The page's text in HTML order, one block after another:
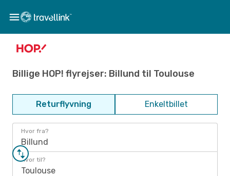
Billige HOP! flyrejser: Billund til Toulouse
Returflyvning Enkeltbillet
Hvor fra?
Billund
Hvor til?
Toulouse